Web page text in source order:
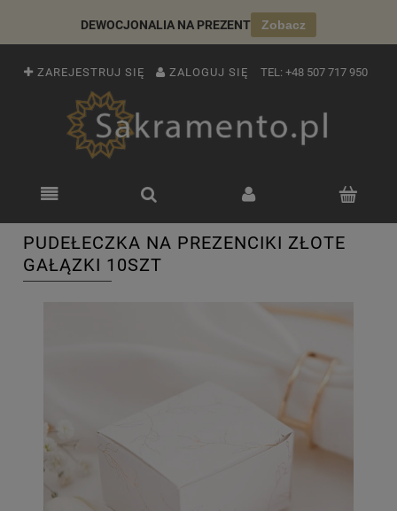
DEWOCJONALIA NA PREZENT Zobacz
ZAREJESTRUJ SIĘ ZALOGUJ SIĘ TEL: +48 507 717 950
PUDEŁECZKA NA PREZENCIKI ZŁOTE
GAŁĄZKI 10SZT